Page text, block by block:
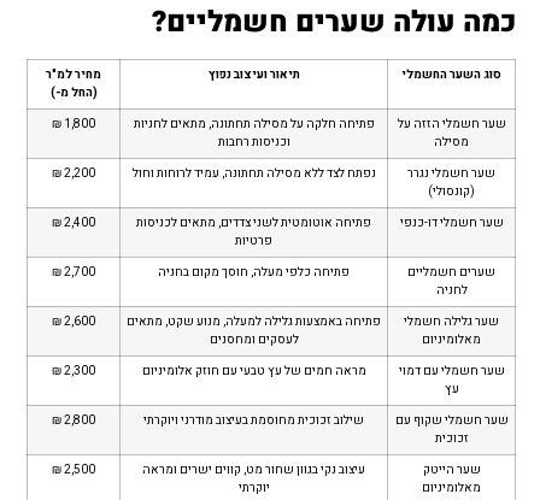
כמה עולה שערים חשמליים?
סוג השער החשמלי תיאור ועיצוב נפוץ
מחיר למ"ר
(החל מ-)
שער חשמלי הזזה על
מסילה
פתיחה חלקה על מסילה תחתונה, מתאים לחניות
וכניסות רחבות
1,800 ₪
שער חשמלי נגרר
(קונסולי)
נפתח לצד ללא מסילה תחתונה, עמיד לרוחות וחול 2,200 ₪
שער חשמלי דו-כנפי
פתיחה אוטומטית לשני צדדים, מתאים לכניסות
פרטיות
2,400 ₪
שערים חשמליים
לחניה
פתיחה כלפי מעלה, חוסך מקום בחניה 2,700 ₪
שער גלילה חשמלי
מאלומיניום
פתיחה באמצעות גלילה למעלה, מנוע שקט, מתאים
לעסקים ומחסנים
2,600 ₪
שער חשמלי עם דמוי
עץ
מראה חמים של עץ טבעי עם חוזק אלומיניום 2,300 ₪
שער חשמלי שקוף עם
זכוכית
שילוב זכוכית מחוסמת בעיצוב מודרני ויוקרתי 2,800 ₪
שער הייטק
מאלומיניום
עיצוב נקי בגוון שחור מט, קווים ישרים ומראה
יוקרתי
2,500 ₪